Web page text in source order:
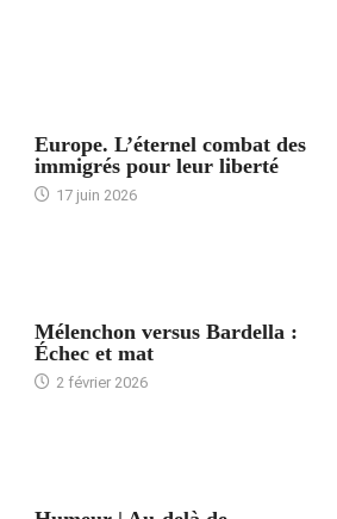
Europe. L’éternel combat des
immigrés pour leur liberté
17 juin 2026
Mélenchon versus Bardella :
Échec et mat
2 février 2026